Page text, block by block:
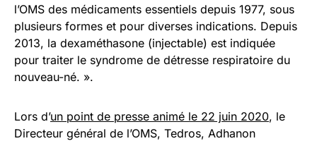
l’OMS des médicaments essentiels depuis 1977, sous
plusieurs formes et pour diverses indications. Depuis
2013, la dexaméthasone (injectable) est indiquée
pour traiter le syndrome de détresse respiratoire du
nouveau-né. ».
Lors d’un point de presse animé le 22 juin 2020, le
Directeur général de l’OMS, Tedros, Adhanon